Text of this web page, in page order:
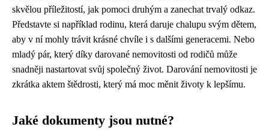
skvělou příležitostí, jak pomoci druhým a zanechat trvalý odkaz.
Představte si například rodinu, která daruje chalupu svým dětem,
aby v ní mohly trávit krásné chvíle i s dalšími generacemi. Nebo
mladý pár, který díky darované nemovitosti od rodičů může
snadněji nastartovat svůj společný život. Darování nemovitosti je
zkrátka aktem štědrosti, který má moc měnit životy k lepšímu.
Jaké dokumenty jsou nutné?